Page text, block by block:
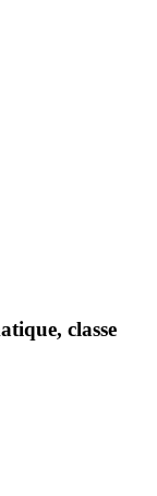
classe